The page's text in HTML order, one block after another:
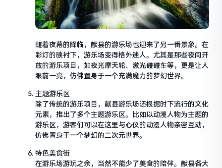
随着夜幕的降临，献县的游乐场也迎来了另一番景象。在
彩灯的映衬下，游乐场变得格外迷人。尤其是那些夜间开
放的游乐项目，如夜光摩天轮、激光碰碰车等，更是让人
眼前一亮，仿佛置身于一个充满魔力的梦幻世界。
主题游乐区
除了传统的游乐项目，献县游乐场还根据时下流行的文化
元素，推出了多个主题游乐区。比如以动漫人物为主题的
游乐区，游客们可以在这里与心仪的动漫人物亲密互动，
仿佛置身于一个梦幻的二次元世界。
特色美食街
在游乐场游玩之余，当然不能少了美食的陪伴。献县各大